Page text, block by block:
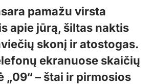
pamažu virsta
apie jūrą, šiltas naktis
skonį ir atostogas.
ekranuose skaičių
„09“ – štai ir pirmosios